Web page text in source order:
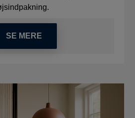
SE MERE